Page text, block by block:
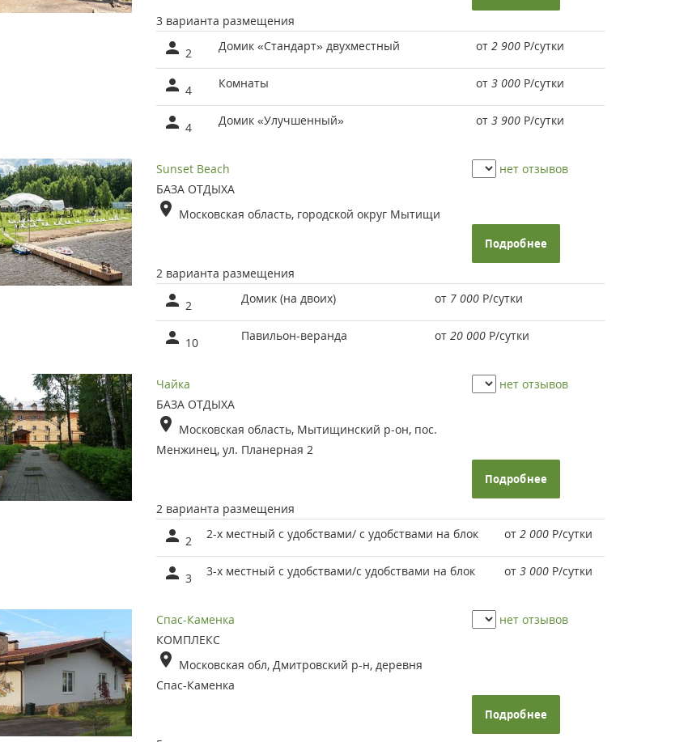
3 варианта размещения
2 Домик «Стандарт» двухместный от 2 900 Р/сутки
4 Комнаты от 3 000 Р/сутки
4 Домик «Улучшенный» от 3 900 Р/сутки
Sunset Beach
БАЗА ОТДЫХА
Московская область, городской округ Мытищи
нет отзывов
Подробнее
2 варианта размещения
2 Домик (на двоих) от 7 000 Р/сутки
10 Павильон-веранда от 20 000 Р/сутки
Чайка
БАЗА ОТДЫХА
Московская область, Мытищинский р-он, пос.
Менжинец, ул. Планерная 2
нет отзывов
Подробнее
2 варианта размещения
2 2-х местный с удобствами/ с удобствами на блок от 2 000 Р/сутки
3 3-х местный с удобствами/с удобствами на блок от 3 000 Р/сутки
Спас-Каменка
КОМПЛЕКС
Московская обл, Дмитровский р-н, деревня
Спас-Каменка
нет отзывов
Подробнее